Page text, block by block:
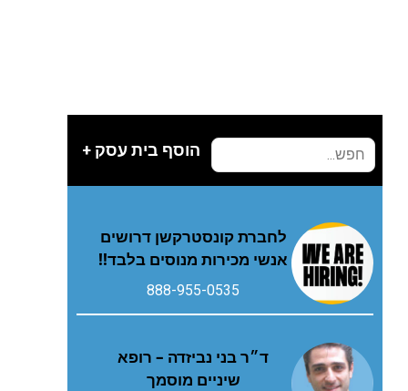
הוסף בית עסק +
לחברת קונסטרקשן דרושים
אנשי מכירות מנוסים בלבד!!
888-955-0535
ד״ר בני נביזדה – רופא
שיניים מוסמך